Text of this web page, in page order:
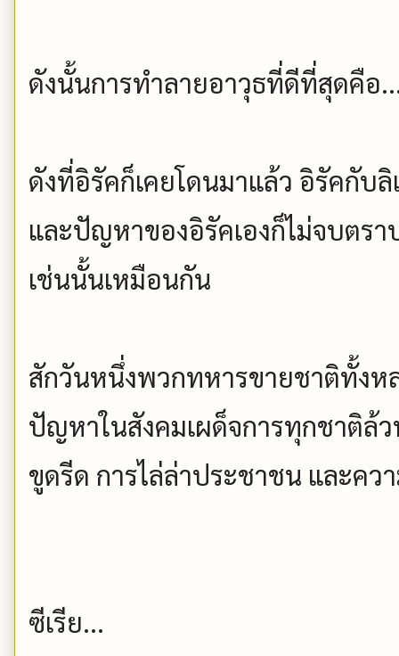
ดังนั้นการทำลายอาวุธที่ดีที่สุดคือ
ดังที่อิรัคก็เคยโดนมาแล้ว อิรัคกับ
และปัญหาของอิรัคเองก็ไม่จบตร
เช่นนั้นเหมือนกัน
สักวันหนึ่งพวกทหารขายชาติทั้งห
ปัญหาในสังคมเผด็จการทุกชาติล้
ขูดรีด การไล่ล่าประชาชน และคว
ซีเรีย...